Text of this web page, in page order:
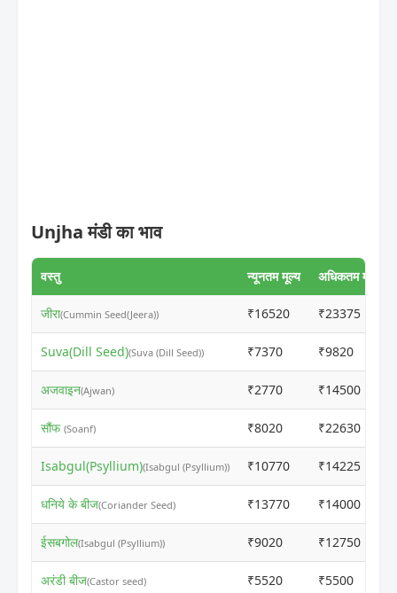
Unjha मंडी का भाव
वस्तु न्यूनतम मूल्य अधिकतम मूल्य
जीरा(Cummin Seed(Jeera)) ₹16520 ₹23375
Suva(Dill Seed)(Suva (Dill Seed)) ₹7370 ₹9820
अजवाइन(Ajwan) ₹2770 ₹14500
सौंफ (Soanf) ₹8020 ₹22630
Isabgul(Psyllium)(Isabgul (Psyllium)) ₹10770 ₹14225
धनिये के बीज(Coriander Seed) ₹13770 ₹14000
ईसबगोल(Isabgul (Psyllium)) ₹9020 ₹12750
अरंडी बीज(Castor seed) ₹5520 ₹5500